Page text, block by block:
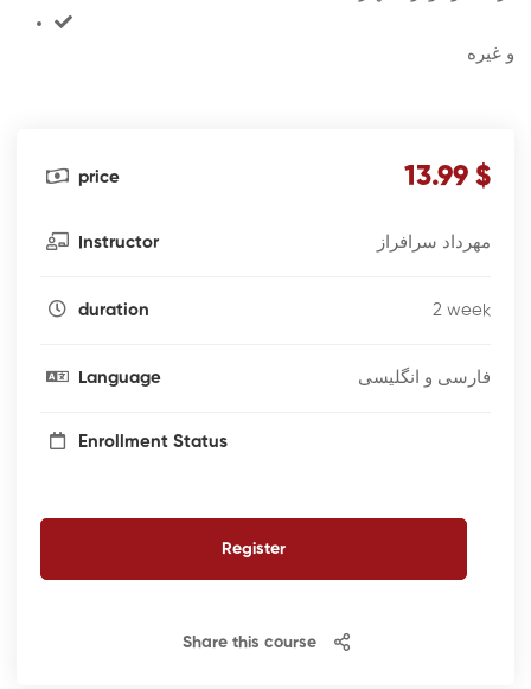
و غیره
price 13.99 $
Instructor مهرداد سرافراز
duration 2 week
Language فارسی و انگلیسی
Enrollment Status
Register
Share this course